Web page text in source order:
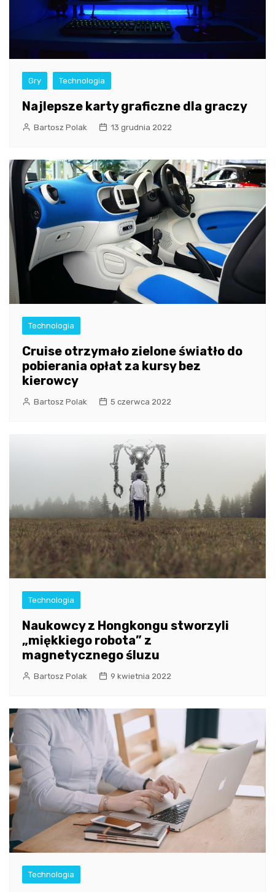
Gry Technologia
Najlepsze karty graficzne dla graczy
Bartosz Polak 13 grudnia 2022
Technologia
Cruise otrzymało zielone światło do
pobierania opłat za kursy bez
kierowcy
Bartosz Polak 5 czerwca 2022
Technologia
Naukowcy z Hongkongu stworzyli
„miękkiego robota” z
magnetycznego śluzu
Bartosz Polak 9 kwietnia 2022
Technologia